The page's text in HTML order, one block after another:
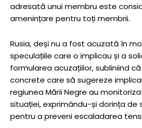
adresată unui membru este
amenințare pentru toți membrii.
Rusia, deși nu a fost acuzată în
speculațiile care o implicau și a
formularea acuzațiilor, subliniind
concrete care să sugereze
regiunea Mării Negre au
situației, exprimându-și dorința
pentru a preveni escaladarea